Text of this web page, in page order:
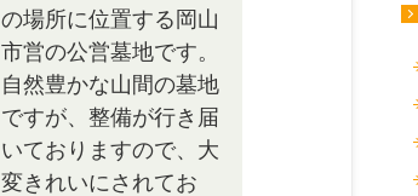
の場所に位置する岡山
市営の公営墓地です。
自然豊かな山間の墓地
ですが、整備が行き届
いておりますので、大
変きれいにされてお